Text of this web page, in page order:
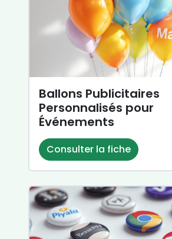
Ballons Publicitaires
Personnalisés pour
Événements
Consulter la fiche